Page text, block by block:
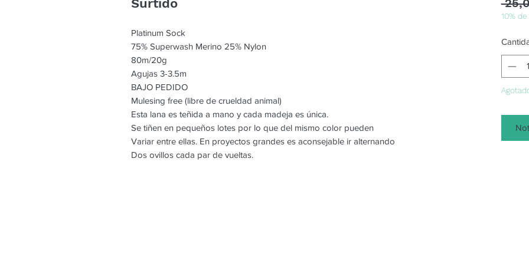
Surtido
Platinum Sock
75% Superwash Merino 25% Nylon
80m/20g
Agujas 3-3.5m
BAJO PEDIDO
Mulesing free (libre de crueldad animal)
Esta lana es teñida a mano y cada madeja es única.
Se tiñen en pequeños lotes por lo que del mismo color pueden
Variar entre ellas. En proyectos grandes es aconsejable ir alternando
Dos ovillos cada par de vueltas.
10%